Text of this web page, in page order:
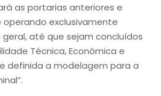
as portarias anteriores e
exclusivamente
geral, até que sejam concluídos
Técnica, Econômica e
definida a modelagem para a